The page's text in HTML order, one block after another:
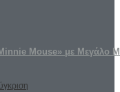
Mouse» με Μεγάλο